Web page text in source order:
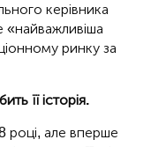
керівника
«найважливіша
ринку за
її історія.
році, але вперше